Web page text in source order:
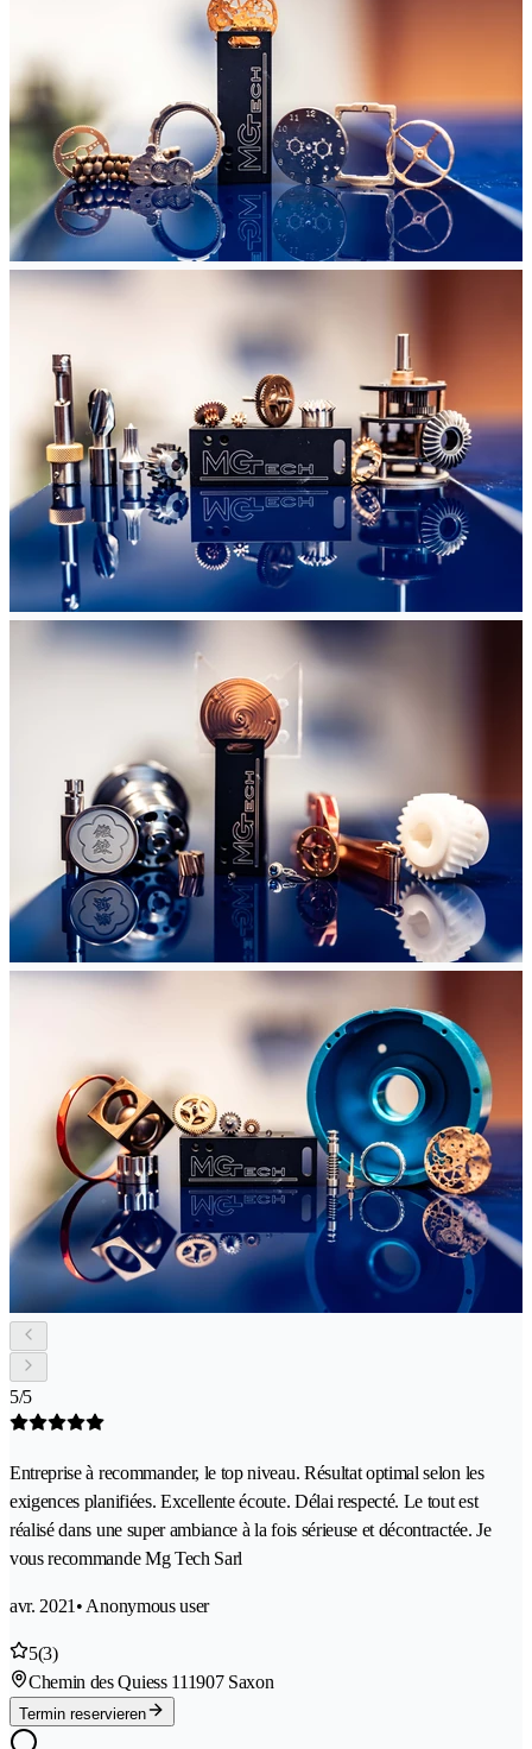
5/5
Entreprise à recommander, le top niveau. Résultat optimal selon les
exigences planifiées. Excellente écoute. Délai respecté. Le tout est
réalisé dans une super ambiance à la fois sérieuse et décontractée. Je
vous recommande Mg Tech Sarl
avr. 2021 • Anonymous user
5(3)
Chemin des Quiess 111907 Saxon
Termin reservieren